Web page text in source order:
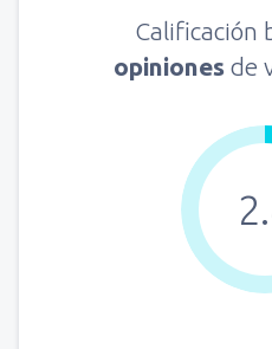
Calificación
opiniones de